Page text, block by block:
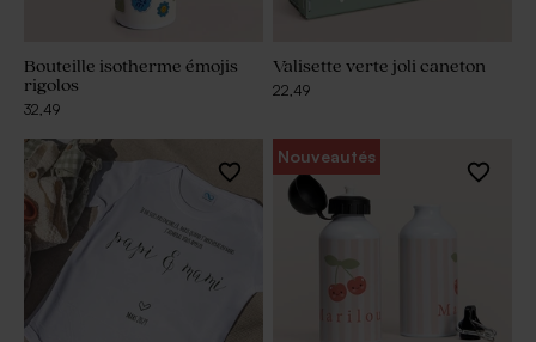
Bouteille isotherme émojis
rigolos
32,49
Valisette verte joli caneton
22,49
Nouveautés